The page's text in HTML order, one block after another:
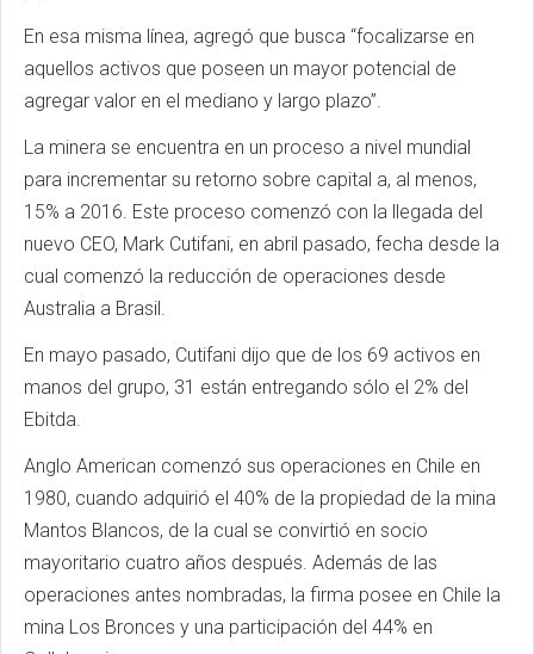
En esa misma línea, agregó que busca “focalizarse en
aquellos activos que poseen un mayor potencial de
agregar valor en el mediano y largo plazo”.
La minera se encuentra en un proceso a nivel mundial
para incrementar su retorno sobre capital a, al menos,
15% a 2016. Este proceso comenzó con la llegada del
nuevo CEO, Mark Cutifani, en abril pasado, fecha desde la
cual comenzó la reducción de operaciones desde
Australia a Brasil.
En mayo pasado, Cutifani dijo que de los 69 activos en
manos del grupo, 31 están entregando sólo el 2% del
Ebitda.
Anglo American comenzó sus operaciones en Chile en
1980, cuando adquirió el 40% de la propiedad de la mina
Mantos Blancos, de la cual se convirtió en socio
mayoritario cuatro años después. Además de las
operaciones antes nombradas, la firma posee en Chile la
mina Los Bronces y una participación del 44% en